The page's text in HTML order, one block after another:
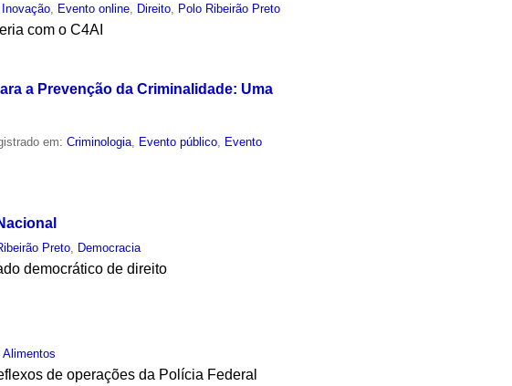
Inovação Evento online Direito Polo Ribeirão Preto
com o C4AI
a Prevenção da Criminalidade: Uma
em:Criminologia, Evento público, Evento
Preto, Democracia
democrático de direito
,Alimentos
de operações da Polícia Federal